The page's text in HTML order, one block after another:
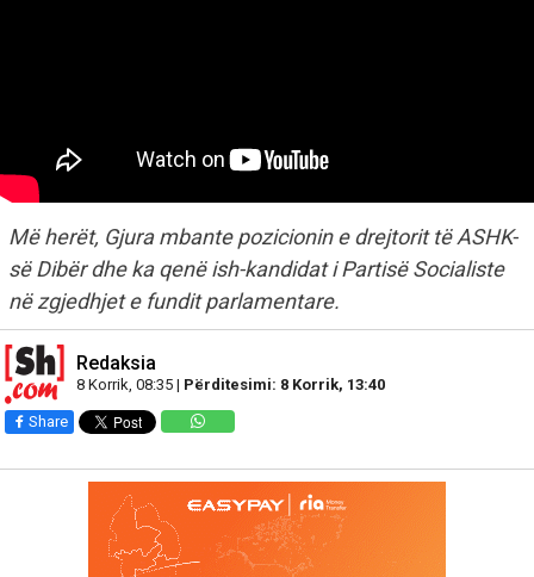
Më herët, Gjura mbante pozicionin e drejtorit të ASHK-
së Dibër dhe ka qenë ish-kandidat i Partisë Socialiste
në zgjedhjet e fundit parlamentare.
Redaksia
8 Korrik, 08:35 | Përditesimi: 8 Korrik, 13:40
Share